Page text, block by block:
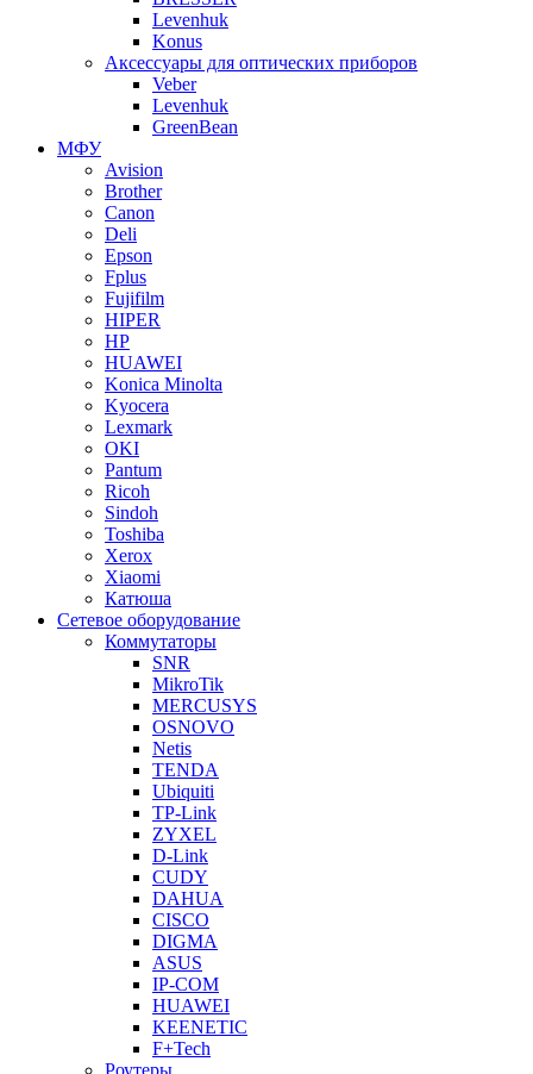
Levenhuk
Konus
Аксессуары для оптических приборов
Veber
Levenhuk
GreenBean
МФУ
Avision
Brother
Canon
Deli
Epson
Fplus
Fujifilm
HIPER
HP
HUAWEI
Konica Minolta
Kyocera
Lexmark
OKI
Pantum
Ricoh
Sindoh
Toshiba
Xerox
Xiaomi
Катюша
Сетевое оборудование
Коммутаторы
SNR
MikroTik
MERCUSYS
OSNOVO
Netis
TENDA
Ubiquiti
TP-Link
ZYXEL
D-Link
CUDY
DAHUA
CISCO
DIGMA
ASUS
IP-COM
HUAWEI
KEENETIC
F+Tech